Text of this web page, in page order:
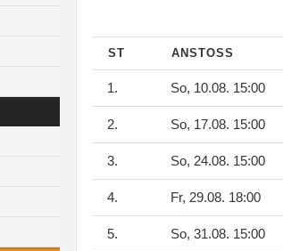
ST ANSTOSS
1. So, 10.08. 15:00
2. So, 17.08. 15:00
3. So, 24.08. 15:00
4. Fr, 29.08. 18:00
5. So, 31.08. 15:00